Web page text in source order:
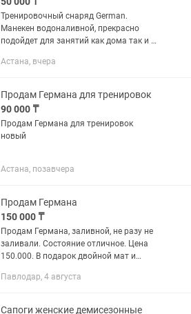
Тренировочный снаряд German.
Манекен водоналивной, прекрасно
подойдет для занятий как дома так и в
Астана, вчера
Продам Германа для тренировок
90 000 ₸
Продам Германа для тренировок
новый
Астана, позавчера
Продам Германа
150 000 ₸
Продам Германа, заливной, не разу не
заливали. Состояние отличное. Цена
150.000. В подарок двойной мат и
Павлодар, 4 августа
Сапоги женские демисезонные